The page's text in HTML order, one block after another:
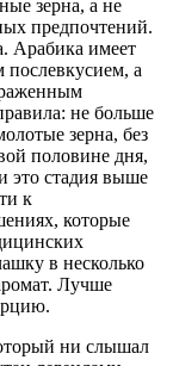
зерна, а не
предпочтений.
Арабика имеет
а
не больше
зерна, без
половине дня,
это стадия выше
к
которые
в несколько
Лучше
ни слышал